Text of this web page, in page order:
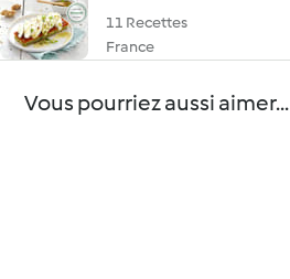
11 Recettes
France
Vous pourriez aussi aimer...